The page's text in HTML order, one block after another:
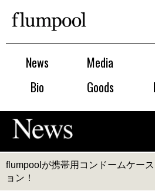
News Media
Bio
Goods
flumpoolが携帯用コンドームケー
ョン！